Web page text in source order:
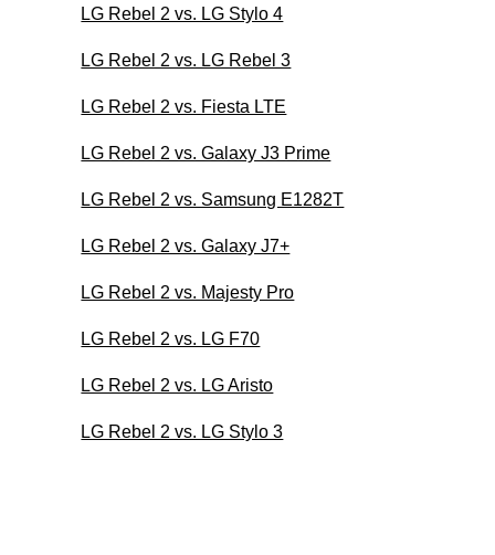
LG Rebel 2 vs. LG Stylo 4
LG Rebel 2 vs. LG Rebel 3
LG Rebel 2 vs. Fiesta LTE
LG Rebel 2 vs. Galaxy J3 Prime
LG Rebel 2 vs. Samsung E1282T
LG Rebel 2 vs. Galaxy J7+
LG Rebel 2 vs. Majesty Pro
LG Rebel 2 vs. LG F70
LG Rebel 2 vs. LG Aristo
LG Rebel 2 vs. LG Stylo 3